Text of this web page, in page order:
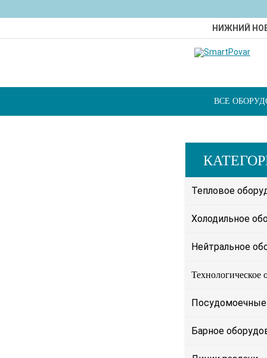
НИЖНИЙ
ВСЕ
Тепловое
Холодильное
Нейтральное
Технологическое
Барное